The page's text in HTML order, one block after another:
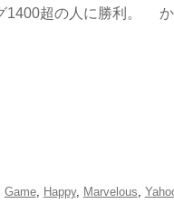
超の人に勝利。 か
Game, Happy, Marvelous,